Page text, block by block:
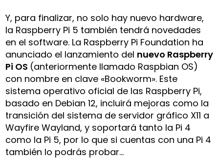
Y, para finalizar, no solo hay nuevo hardware,
la Raspberry Pi 5 también tendrá novedades
en el software. La Raspberry Pi Foundation ha
anunciado el lanzamiento del nuevo Raspberry
Pi OS (anteriormente llamado Raspbian OS)
con nombre en clave «Bookworm». Este
sistema operativo oficial de las Raspberry Pi,
basado en Debian 12, incluirá mejoras como la
transición del sistema de servidor gráfico X11 a
Wayfire Wayland, y soportará tanto la Pi 4
como la Pi 5, por lo que si cuentas con una Pi 4
también lo podrás probar…